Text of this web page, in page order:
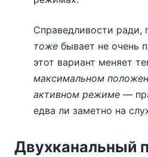
Справедливости ради,
тоже бывает не очень
этот вариант меняет
максимальном
активном режиме —
едва ли заметно на
Двухканальный